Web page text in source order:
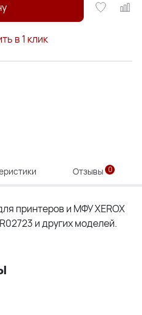
в 1 клик
Отзывы 0
принтеров и МФУ XEROX
и других моделей.